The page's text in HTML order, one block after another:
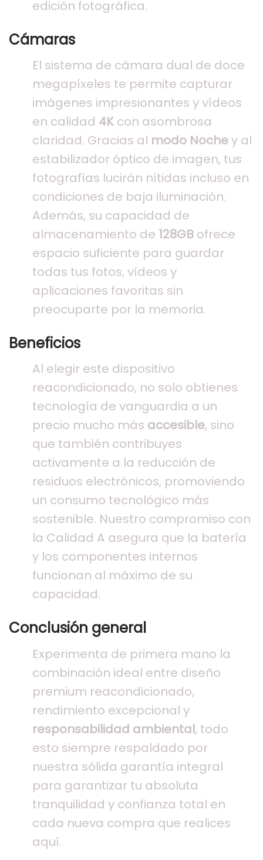
edición fotográfica.
Cámaras
El sistema de cámara dual de doce
megapíxeles te permite capturar
imágenes impresionantes y vídeos
en calidad 4K con asombrosa
claridad. Gracias al modo Nochey al
estabilizador óptico de imagen, tus
fotografías lucirán nítidas incluso en
condiciones de baja iluminación.
Además, su capacidad de
almacenamiento de 128GB ofrece
espacio suficiente para guardar
todas tus fotos, vídeos y
aplicaciones favoritas sin
preocuparte por la memoria.
Beneficios
Al elegir este dispositivo
reacondicionado, no solo obtienes
tecnología de vanguardia a un
precio mucho más accesible, sino
que también contribuyes
activamente a la reducción de
residuos electrónicos, promoviendo
un consumo tecnológico más
sostenible. Nuestro compromiso con
la Calidad A asegura que la batería
y los componentes internos
funcionan al máximo de su
capacidad.
Conclusión general
Experimenta de primera mano la
combinación ideal entre diseño
premium reacondicionado,
rendimiento excepcional y
responsabilidad ambiental, todo
esto siempre respaldado por
nuestra sólida garantía integral
para garantizar tu absoluta
tranquilidad y confianza total en
cada nueva compra que realices
aquí.